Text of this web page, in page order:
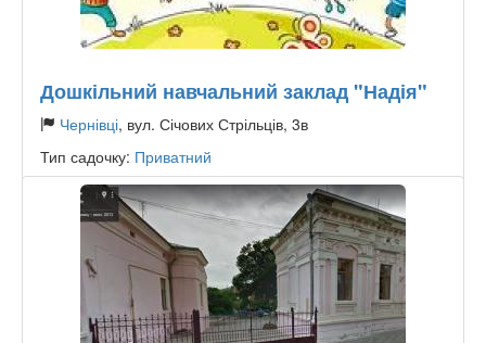
Дошкільний навчальний заклад "Надія"
Чернівці, вул. Січових Стрільців, 3в
Тип садочку: Приватний